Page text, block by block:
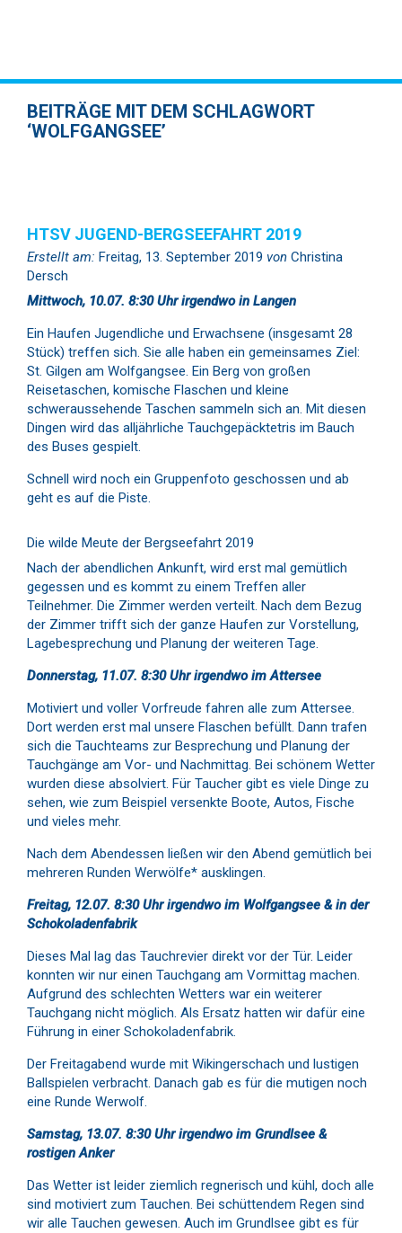
BEITRÄGE MIT DEM SCHLAGWORT
‘WOLFGANGSEE’
HTSV JUGEND-BERGSEEFAHRT 2019
Erstellt am: Freitag, 13. September 2019 von Christina
Dersch
Mittwoch, 10.07. 8:30 Uhr irgendwo in Langen
Ein Haufen Jugendliche und Erwachsene (insgesamt 28
Stück) treffen sich. Sie alle haben ein gemeinsames Ziel:
St. Gilgen am Wolfgangsee. Ein Berg von großen
Reisetaschen, komische Flaschen und kleine
schweraussehende Taschen sammeln sich an. Mit diesen
Dingen wird das alljährliche Tauchgepäcktetris im Bauch
des Buses gespielt.
Schnell wird noch ein Gruppenfoto geschossen und ab
geht es auf die Piste.
Die wilde Meute der Bergseefahrt 2019
Nach der abendlichen Ankunft, wird erst mal gemütlich
gegessen und es kommt zu einem Treffen aller
Teilnehmer. Die Zimmer werden verteilt. Nach dem Bezug
der Zimmer trifft sich der ganze Haufen zur Vorstellung,
Lagebesprechung und Planung der weiteren Tage.
Donnerstag, 11.07. 8:30 Uhr irgendwo im Attersee
Motiviert und voller Vorfreude fahren alle zum Attersee.
Dort werden erst mal unsere Flaschen befüllt. Dann trafen
sich die Tauchteams zur Besprechung und Planung der
Tauchgänge am Vor- und Nachmittag. Bei schönem Wetter
wurden diese absolviert. Für Taucher gibt es viele Dinge zu
sehen, wie zum Beispiel versenkte Boote, Autos, Fische
und vieles mehr.
Nach dem Abendessen ließen wir den Abend gemütlich bei
mehreren Runden Werwölfe* ausklingen.
Freitag, 12.07. 8:30 Uhr irgendwo im Wolfgangsee & in der
Schokoladenfabrik
Dieses Mal lag das Tauchrevier direkt vor der Tür. Leider
konnten wir nur einen Tauchgang am Vormittag machen.
Aufgrund des schlechten Wetters war ein weiterer
Tauchgang nicht möglich. Als Ersatz hatten wir dafür eine
Führung in einer Schokoladenfabrik.
Der Freitagabend wurde mit Wikingerschach und lustigen
Ballspielen verbracht. Danach gab es für die mutigen noch
eine Runde Werwolf.
Samstag, 13.07. 8:30 Uhr irgendwo im Grundlsee &
rostigen Anker
Das Wetter ist leider ziemlich regnerisch und kühl, doch alle
sind motiviert zum Tauchen. Bei schüttendem Regen sind
wir alle Tauchen gewesen. Auch im Grundlsee gibt es für